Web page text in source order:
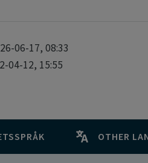
06-17, 08:33
04-12, 15:55
OTHER